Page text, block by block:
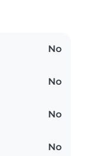
No
No
No
No